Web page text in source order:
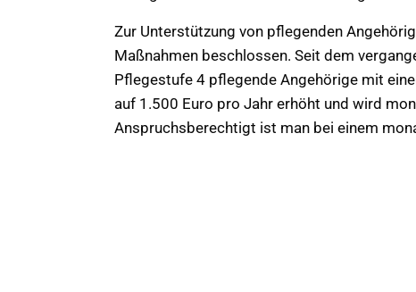
Zur Unterstützung von pflegenden
Maßnahmen beschlossen. Seit dem
Pflegestufe 4 pflegende Angehörige mit
auf 1.500 Euro pro Jahr erhöht und wird
Anspruchsberechtigt ist man bei einem